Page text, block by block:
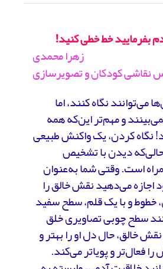
بفرمایید خط خطی کنید!
زهرا محمدی
نقاشی کودکان و تصویرسازی
می‌توانند نگاه کنند، اما
و مهم‌تر این‌که همه
نگاه کردن، یک واکنش طبیعی
دیدن با تشخیص
است. وقتی شما به‌عنوان
اجازه می‌دهید نقش خالق را
خطوط و با یک قلم، سطح سفید
سطح چوبی تصاویری خلق
خالق، حال دل او را بهتر و
فعال‌تر و پویاتر می‌کند.